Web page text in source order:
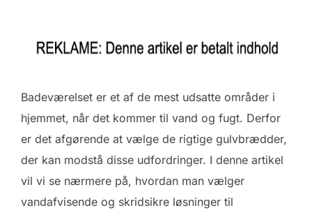
Badeværelset er et af de mest udsatte områder i
hjemmet, når det kommer til vand og fugt. Derfor
er det afgørende at vælge de rigtige gulvbrædder,
der kan modstå disse udfordringer. I denne artikel
vil vi se nærmere på, hvordan man vælger
vandafvisende og skridsikre løsninger til